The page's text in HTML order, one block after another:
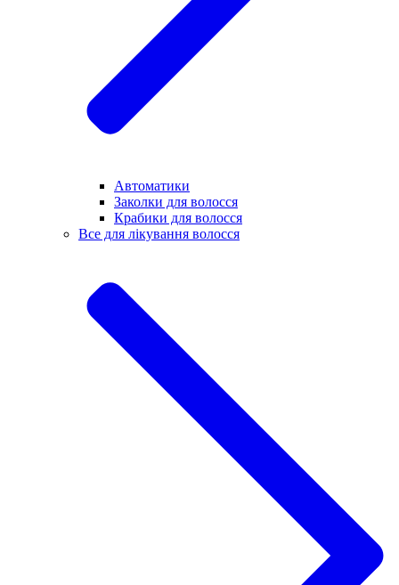
Автоматики
Заколки для волосся
Крабики для волосся
Все для лікування волосся